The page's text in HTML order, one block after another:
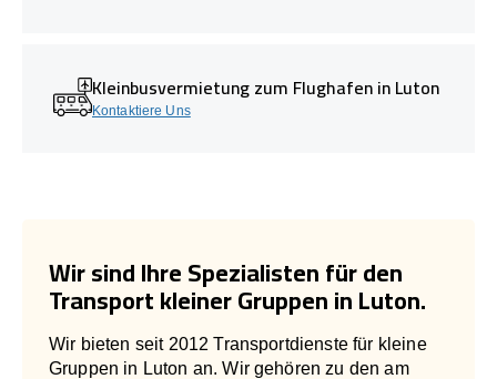
Kleinbusvermietung zum Flughafen in Luton
Kontaktiere Uns
Wir sind Ihre Spezialisten für den
Transport kleiner Gruppen in Luton.
Wir bieten seit 2012 Transportdienste für kleine
Gruppen in Luton an. Wir gehören zu den am